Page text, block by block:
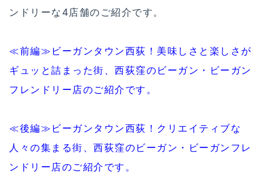
ンドリーな4店舗のご紹介です。
≪前編≫ビーガンタウン西荻！美味しさと楽しさが
ギュッと詰まった街、西荻窪のビーガン・ビーガン
フレンドリー店のご紹介です。
≪後編≫ビーガンタウン西荻！クリエイティブな
人々の集まる街、西荻窪のビーガン・ビーガンフレ
ンドリー店のご紹介です。